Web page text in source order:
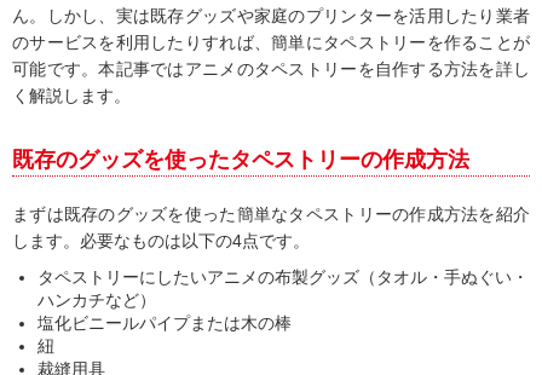
ん。しかし、実は既存グッズや家庭のプリンターを活用したり業者
のサービスを利用したりすれば、簡単にタペストリーを作ることが
可能です。本記事ではアニメのタペストリーを自作する方法を詳し
く解説します。
既存のグッズを使ったタペストリーの作成方法
まずは既存のグッズを使った簡単なタペストリーの作成方法を紹介
します。必要なものは以下の4点です。
タペストリーにしたいアニメの布製グッズ（タオル・手ぬぐい・
ハンカチなど）
塩化ビニールパイプまたは木の棒
紐
裁縫用具